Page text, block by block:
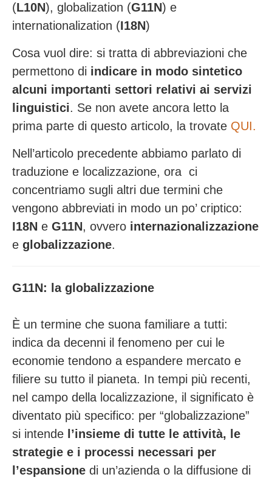
(L10N), globalization (G11N) e
internationalization (I18N)
Cosa vuol dire: si tratta di abbreviazioni che
permettono di indicare in modo sintetico
alcuni importanti settori relativi ai servizi
linguistici. Se non avete ancora letto la
prima parte di questo articolo, la trovate QUI.
Nell’articolo precedente abbiamo parlato di
traduzione e localizzazione, ora ci
concentriamo sugli altri due termini che
vengono abbreviati in modo un po’ criptico:
I18N e G11N, ovvero internazionalizzazione
e globalizzazione.
G11N: la globalizzazione
È un termine che suona familiare a tutti:
indica da decenni il fenomeno per cui le
economie tendono a espandere mercato e
filiere su tutto il pianeta. In tempi più recenti,
nel campo della localizzazione, il significato è
diventato più specifico: per “globalizzazione”
si intende l’insieme di tutte le attività, le
strategie e i processi necessari per
l’espansione di un’azienda o la diffusione di